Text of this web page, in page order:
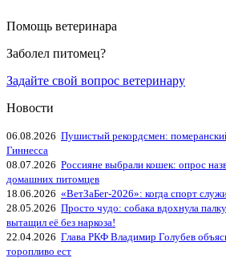
Помощь ветеринара
Заболел питомец?
Задайте свой вопрос ветеринару
Новости
06.08.2026 Пушистый рекордсмен:
Гиннесса
08.07.2026 Россияне выбрали кошек: опрос
домашних питомцев
18.06.2026 «ВетЗаБег‑2026»: когда спорт
28.05.2026 Просто чудо: собака вдохнула
вытащил её без наркоза!
22.04.2026 Глава РКФ Владимир Голубев
торопливо ест